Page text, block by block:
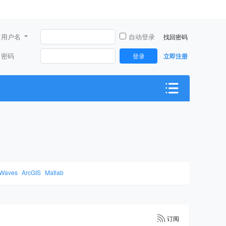
用户名 自动登录 找回密码
密码 登录 立即注册
ArcGIS Matlab
订阅